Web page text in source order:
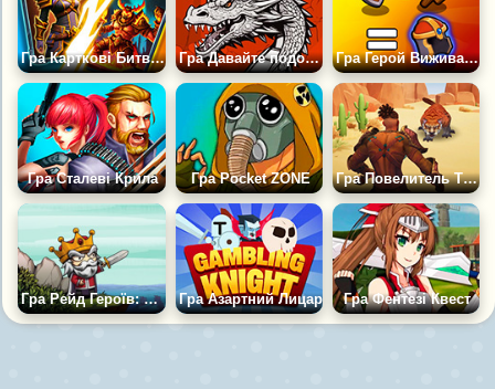
Гра Карткові Битви: Герої та Монстри Гра Давайте подорожувати Гра Герой Виживання: Злиття РПГ
Гра Сталеві Крила Гра Pocket ZONE Гра Повелитель Тварюк
Гра Рейд Героїв: Меч і Магія Гра Азартний Лицар Гра Фентезі Квест